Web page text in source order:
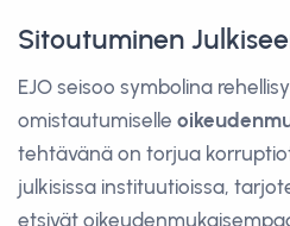
Sitoutuminen
EJO seisoo symbolina
omistautumiselle
tehtävänä on torjua
julkisissa instituutioissa,
etsivät